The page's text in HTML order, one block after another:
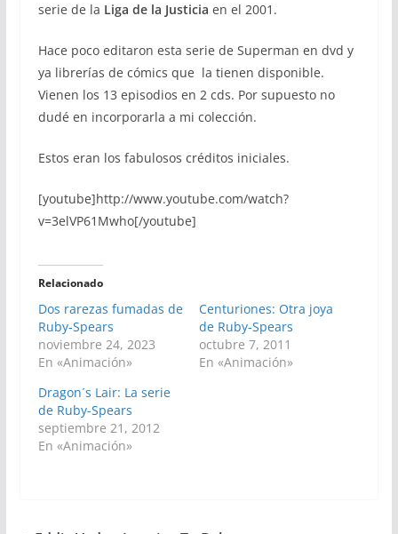
serie de la Liga de la Justicia en el 2001.
Hace poco editaron esta serie de Superman en dvd y
ya librerías de cómics que la tienen disponible.
Vienen los 13 episodios en 2 cds. Por supuesto no
dudé en incorporarla a mi colección.
Estos eran los fabulosos créditos iniciales.
[youtube]http://www.youtube.com/watch?
v=3elVP61Mwho[/youtube]
Relacionado
Dos rarezas fumadas de
Ruby-Spears
noviembre 24, 2023
En «Animación»
Centuriones: Otra joya
de Ruby-Spears
octubre 7, 2011
En «Animación»
Dragon´s Lair: La serie
de Ruby-Spears
septiembre 21, 2012
En «Animación»